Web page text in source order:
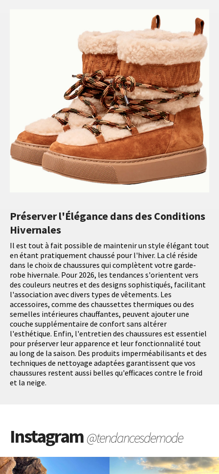
Préserver l'Élégance dans des Conditions
Hivernales
Il est tout à fait possible de maintenir un style élégant tout
en étant pratiquement chaussé pour l'hiver. La clé réside
dans le choix de chaussures qui complètent votre garde-
robe hivernale. Pour 2026, les tendances s'orientent vers
des couleurs neutres et des designs sophistiqués, facilitant
l'association avec divers types de vêtements. Les
accessoires, comme des chaussettes thermiques ou des
semelles intérieures chauffantes, peuvent ajouter une
couche supplémentaire de confort sans altérer
l'esthétique. Enfin, l'entretien des chaussures est essentiel
pour préserver leur apparence et leur fonctionnalité tout
au long de la saison. Des produits imperméabilisants et des
techniques de nettoyage adaptées garantissent que vos
chaussures restent aussi belles qu'efficaces contre le froid
et la neige.
Instagram@tendancesdemode